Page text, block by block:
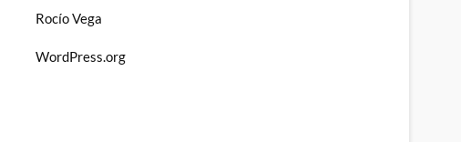
Rocío Vega
WordPress.org